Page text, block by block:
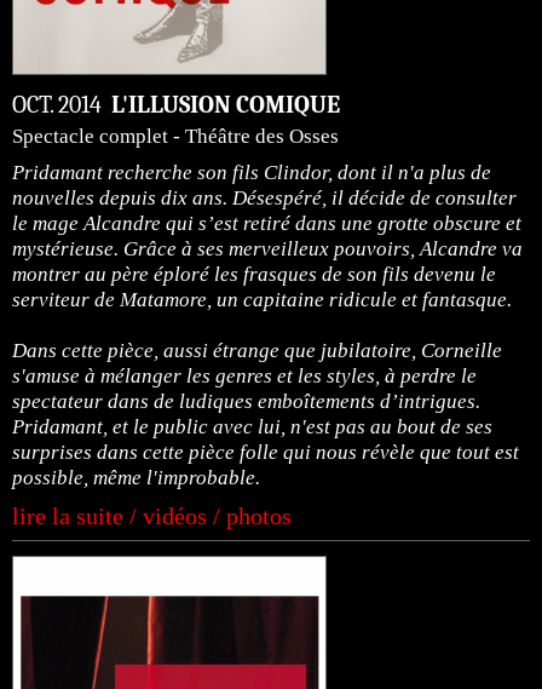
OCT. 2014 L'ILLUSION COMIQUE
Spectacle complet - Théâtre des Osses
Pridamant recherche son fils Clindor, dont il n'a plus de
nouvelles depuis dix ans. Désespéré, il décide de consulter
le mage Alcandre qui s’est retiré dans une grotte obscure et
mystérieuse. Grâce à ses merveilleux pouvoirs, Alcandre va
montrer au père éploré les frasques de son fils devenu le
serviteur de Matamore, un capitaine ridicule et fantasque.
Dans cette pièce, aussi étrange que jubilatoire, Corneille
s'amuse à mélanger les genres et les styles, à perdre le
spectateur dans de ludiques emboîtements d’intrigues.
Pridamant, et le public avec lui, n'est pas au bout de ses
surprises dans cette pièce folle qui nous révèle que tout est
possible, même l'improbable.
lire la suite / vidéos / photos